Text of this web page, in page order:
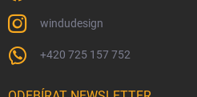
windudesign
+420 725 157 752